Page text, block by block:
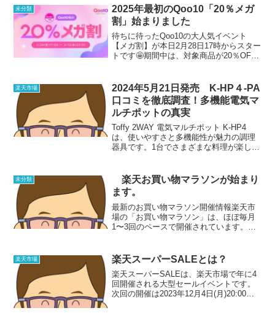
トアップキャンペーンやお得なクーポン
も活用すれば、いつもの買...
未分類
2025年最初のQoo10「20％メガ
割」始まりました
待ちに待ったQoo10の大人気イベント
【メガ割】が本日2月28日17時からスター
トです🤩期間中は、対象商品が20％OFF
使用すると、9商品を20％OFFでご購入
い...
楽天市場
2024年5月21日発売 K-HP４-PA
口コミを徹底調査！多機能電気マ
ルチポットの真実
Toffy 2WAY 電気マルチポット K-HP4
は、使いやすさと多機能性が魅力の調理
器具です。1台でさまざまな料理が楽しめ
得ています。以下に、良い口コミをいく
つかご紹...
未分類
楽天お買い物マラソンが始まり
ます。
最新のお買い物マラソン開催情報楽天市
場の「お買い物マラソン」は、ほぼ毎月
1〜3回のペースで開催されています。
限ポイントは7000ポイントです。楽天お
買い...
楽天市場 楽天スーパーSALEとは？
楽天スーパーSALEは、楽天市場で年に4
回開催される大型セールイベントです。
次回の開催は2023年12月4日(月)20:00か